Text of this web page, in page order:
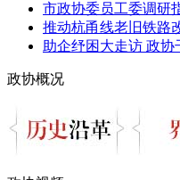
市政协委员工委调研
推动杭甬线老旧铁路
助企纾困大走访 政协
政协概况